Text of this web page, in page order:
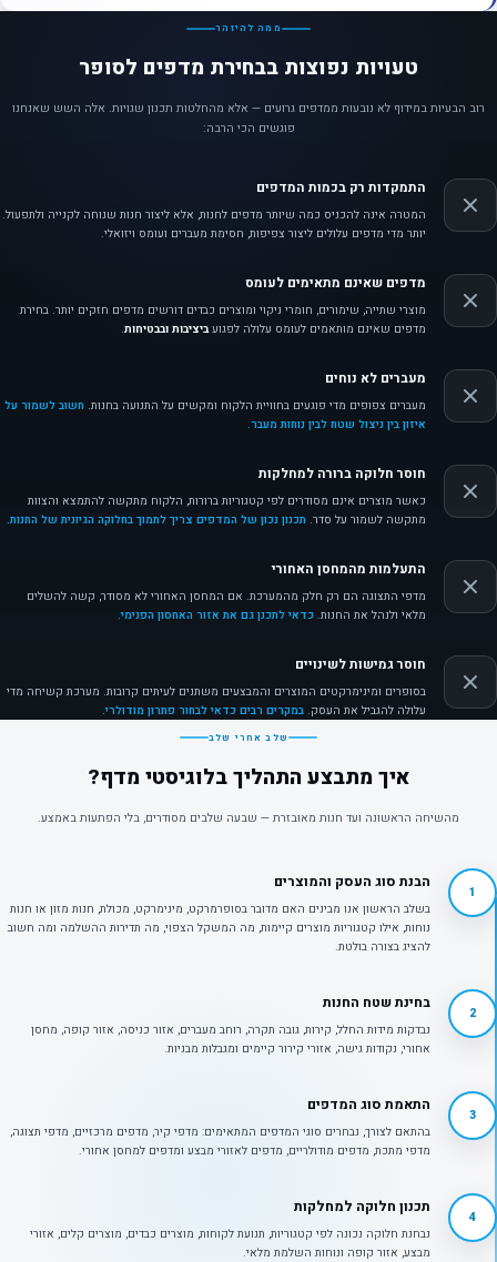
ממה להיזהר
טעויות נפוצות בבחירת מדפים לסופר
רוב הבעיות במידוף לא נובעות ממדפים גרועים — אלא מהחלטות תכנון שגויות. אלה השש שאנחנו
פוגשים הכי הרבה:
התמקדות רק בכמות המדפים
המטרה אינה להכניס כמה שיותר מדפים לחנות, אלא ליצור חנות שנוחה לקנייה ולתפעול.
יותר מדי מדפים עלולים ליצור צפיפות, חסימת מעברים ועומס ויזואלי.
מדפים שאינם מתאימים לעומס
מוצרי שתייה, שימורים, חומרי ניקוי ומוצרים כבדים דורשים מדפים חזקים יותר. בחירת
מדפים שאינם מותאמים לעומס עלולה לפגועביציבות ובבטיחות.
מעברים לא נוחים
מעברים צפופים מדי פוגעים בחוויית הלקוח ומקשים על התנועה בחנות. חשוב לשמור על
איזון בין ניצול שטח לבין נוחות מעבר.
חוסר חלוקה ברורה למחלקות
כאשר מוצרים אינם מסודרים לפי קטגוריות ברורות, הלקוח מתקשה להתמצא והצוות
מתקשה לשמור על סדר. תכנון נכון של המדפים צריך לתמוך בחלוקה הגיונית של החנות.
התעלמות מהמחסן האחורי
מדפי התצוגה הם רק חלק מהמערכת. אם המחסן האחורי לא מסודר, קשה להשלים
מלאי ולנהל את החנות. כדאי לתכנן גם את אזור האחסון הפנימי.
חוסר גמישות לשינויים
בסופרים ומינימרקטים המוצרים והמבצעים משתנים לעיתים קרובות. מערכת קשיחה מדי
עלולה להגביל את העסק. במקרים רבים כדאי לבחור פתרון מודולרי.
שלב אחרי שלב
איך מתבצע התהליך בלוגיסטי מדף?
מהשיחה הראשונה ועד חנות מאובזרת — שבעה שלבים מסודרים, בלי הפתעות באמצע.
1
הבנת סוג העסק והמוצרים
בשלב הראשון אנו מבינים האם מדובר בסופרמרקט, מינימרקט, מכולת, חנות מזון או חנות
נוחות, אילו קטגוריות מוצרים קיימות, מה המשקל הצפוי, מה תדירות ההשלמה ומה חשוב
להציג בצורה בולטת.
2
בחינת שטח החנות
נבדקות מידות החלל, קירות, גובה תקרה, רוחב מעברים, אזור כניסה, אזור קופה, מחסן
אחורי, נקודות גישה, אזורי קירור קיימים ומגבלות מבניות.
3
התאמת סוג המדפים
בהתאם לצורך, נבחרים סוגי המדפים המתאימים: מדפי קיר, מדפים מרכזיים, מדפי תצוגה,
מדפי מתכת, מדפים מודולריים, מדפים לאזורי מבצע ומדפים למחסן אחורי.
4
תכנון חלוקה למחלקות
נבחנת חלוקה נכונה לפי קטגוריות, תנועת לקוחות, מוצרים כבדים, מוצרים קלים, אזורי
מבצע, אזור קופה ונוחות השלמת מלאי.